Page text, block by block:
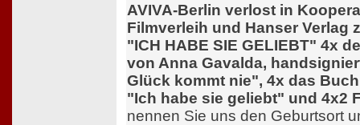
AVIVA-Berlin verlost in
Filmverleih und Hanser Verlag
"ICH HABE SIE GELIEBT" 4x
von Anna Gavalda,
Glück kommt nie", 4x das
"Ich habe sie geliebt" und 4x2
nennen Sie uns den Geburtsort